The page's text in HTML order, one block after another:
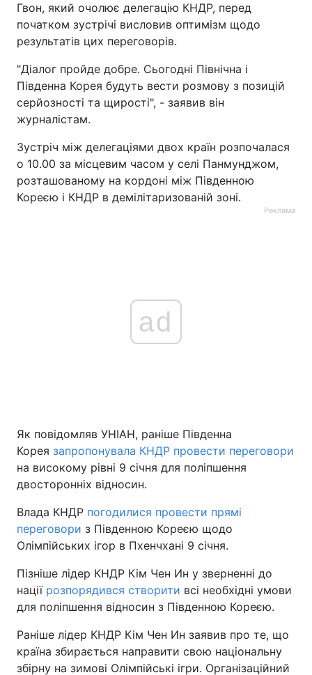
Гвон, який очолює делегацію КНДР, перед
початком зустрічі висловив оптимізм щодо
результатів цих переговорів.
"Діалог пройде добре. Сьогодні Північна і
Південна Корея будуть вести розмову з позицій
серйозності та щирості", - заявив він
журналістам.
Зустріч між делегаціями двох країн розпочалася
о 10.00 за місцевим часом у селі Панмунджом,
розташованому на кордоні між Південною
Кореєю і КНДР в демілітаризованій зоні.
Реклама
ad
Як повідомляв УНІАН, раніше Південна
Корея запропонувала КНДР провести переговори
на високому рівні 9 січня для поліпшення
двосторонніх відносин.
Влада КНДР погодилися провести прямі
переговори з Південною Кореєю щодо
Олімпійських ігор в Пхенчхані 9 січня.
Пізніше лідер КНДР Кім Чен Ин у зверненні до
нації розпорядився створити всі необхідні умови
для поліпшення відносин з Південною Кореєю.
Раніше лідер КНДР Кім Чен Ин заявив про те, що
країна збирається направити свою національну
збірну на зимові Олімпійські ігри. Організаційний